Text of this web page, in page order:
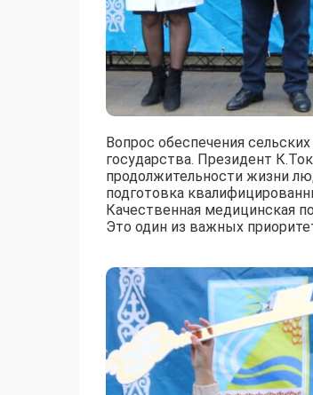
Вопрос обеспечения
государства. Президент
продолжительности жизни
подготовка
Качественная медицинская
Это один из важных